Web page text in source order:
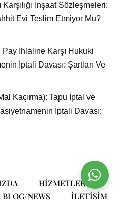
İnşaat Sözleşmeleri:
Evi Teslim Etmiyor Mu?
Pay İhlaline Karşı Hukuki
İptali Davası: Şartları Ve
Kaçırma): Tapu İptal ve
İptali Davası:
HIZMETLERIMIZ
BLOG/NEWS ILETIŞIM